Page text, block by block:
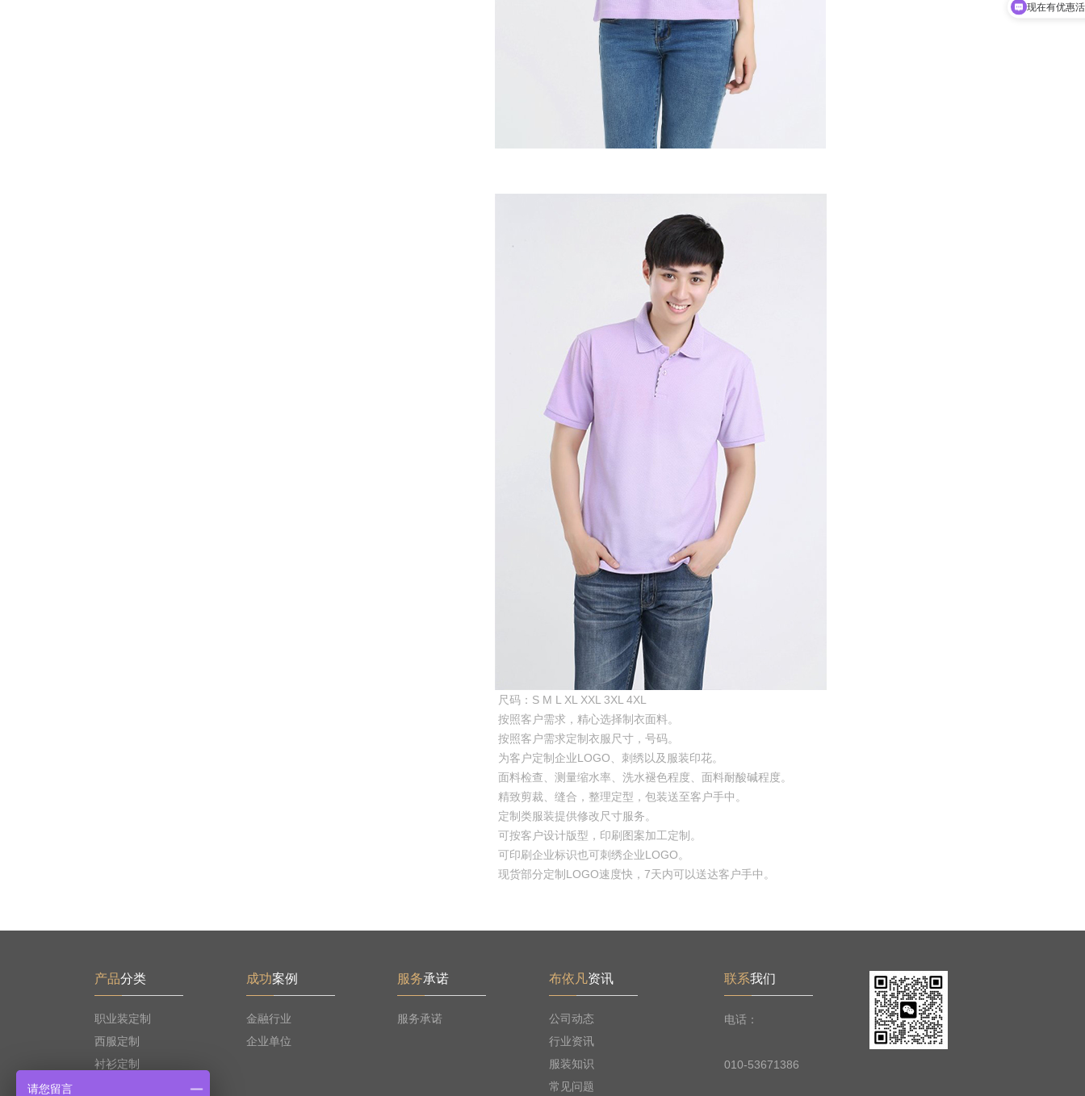
尺码：S M L XL XXL 3XL 4XL
按照客户需求，精心选择制衣面料。
按照客户需求定制衣服尺寸，号码。
为客户定制企业LOGO、刺绣以及服装印花。
面料检查、测量缩水率、洗水褪色程度、面料耐酸碱程度。
精致剪裁、缝合，整理定型，包装送至客户手中。
定制类服装提供修改尺寸服务。
可按客户设计版型，印刷图案加工定制。
可印刷企业标识也可刺绣企业LOGO。
现货部分定制LOGO速度快，7天内可以送达客户手中。
产品分类
职业装定制
西服定制
衬衫定制
成功案例
金融行业
企业单位
服务承诺
服务承诺
布依凡资讯
公司动态
行业资讯
服装知识
常见问题
联系我们
电话：
010-53671386
现在有优惠
请您留言